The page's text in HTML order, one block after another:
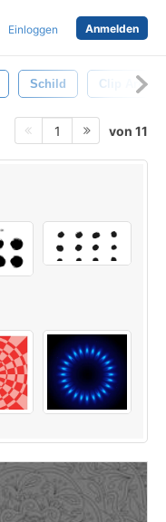
Einloggen Anmelden
Schild Clip Art
1 von 11